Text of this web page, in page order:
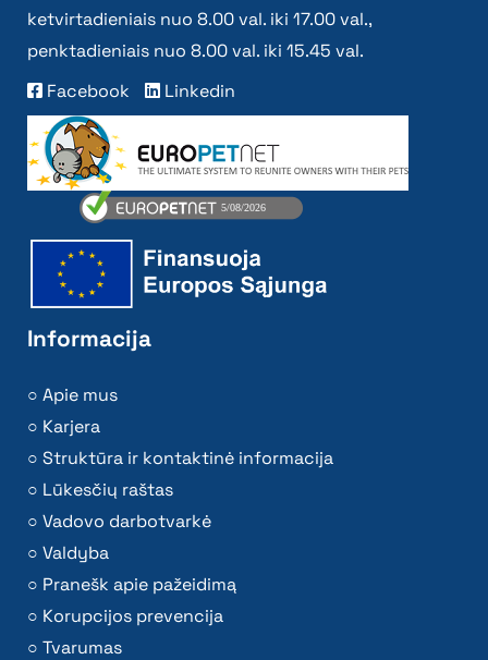
ketvirtadieniais nuo 8.00 val. iki 17.00 val.,
penktadieniais nuo 8.00 val. iki 15.45 val.
Facebook
Linkedin
Informacija
Apie mus
Karjera
Struktūra ir kontaktinė informacija
Lūkesčių raštas
Vadovo darbotvarkė
Valdyba
Pranešk apie pažeidimą
Korupcijos prevencija
Tvarumas